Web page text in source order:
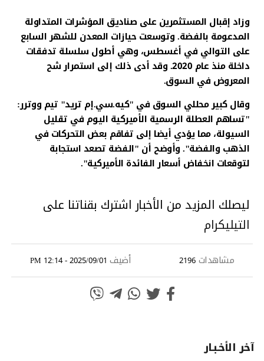
وزاد إقبال المستثمرين على صناديق المؤشرات المتداولة
المدعومة بالفضة. وتوسعت حيازات المعدن للشهر السابع
على التوالي في أغسطس، وهي أطول سلسلة تدفقات
داخلة منذ عام 2020. وقد أدى ذلك إلى استمرار شح
المعروض في السوق.
وقال كبير محللي السوق في "كيه.سي.إم تريد" تيم ووترر:
"تساهم العطلة الرسمية الأميركية اليوم في تقليل
السيولة، مما يؤدي أيضا إلى تفاقم بعض التحركات في
الذهب والفضة". وأوضح أن "الفضة تصعد استجابة
لتوقعات انخفاض أسعار الفائدة الأميركية".
ليصلك المزيد من الأخبار اشترك بقناتنا على
التيليكرام
مشاهدات 2196 أضيف 2025/09/01 - 12:14 PM
آخر الأخـبـار